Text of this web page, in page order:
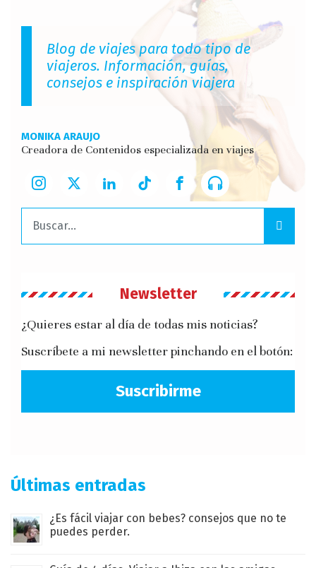
Blog de viajes para todo tipo de
viajeros. Información, guías,
consejos e inspiración viajera
MONIKA ARAUJO
Creadora de Contenidos especializada en viajes
Buscar:
Newsletter
¿Quieres estar al día de todas mis noticias?
Suscríbete a mi newsletter pinchando en el botón:
Suscribirme
Últimas entradas
¿Es fácil viajar con bebes? consejos que no te
puedes perder.